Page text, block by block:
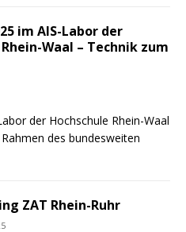
im AIS-Labor der
Waal – Technik zum
der Hochschule Rhein-Waal
des bundesweiten
ZAT Rhein-Ruhr